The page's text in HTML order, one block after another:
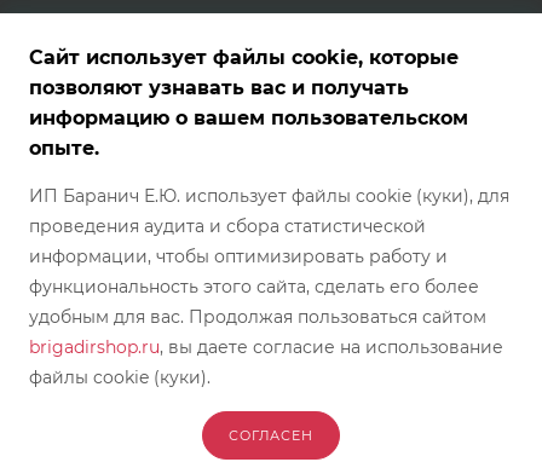
Представленные на сайте товары — фотообразцы, графические,
товара, характеристики, страна производителя и комплект
изменены производителем без предварительного
предупреждения/отображения в каталоге магазина БРИГАДИР.
Обратите внимание, что цвет, оттенок, текстура и фактура товара
могут отличаться от фотографий, представленных на сайте.
Условия покупки каждого конкретного товара требуют
согласования непосредственно с менеджером интернет-
магазина. Предложение между Покупателем и Продавцом
действует с момента согласования его с менеджером магазина.
2026 © БРИГАДИР - интернет-магазин
Сайт использует файлы cookie, которые
позволяют узнавать вас и получать
информацию о вашем пользовательском
опыте.
ИП Баранич Е.Ю. использует файлы cookie (куки), для
проведения аудита и сбора статистической
информации, чтобы оптимизировать работу и
функциональность этого сайта, сделать его более
удобным для вас. Продолжая пользоваться сайтом
brigadirshop.ru, вы даете согласие на использование
файлы cookie (куки).
СОГЛАСЕН